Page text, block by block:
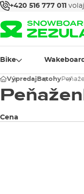
+420 516 777 011
Bike Wakeboard
Výpredaj Batohy
Cena